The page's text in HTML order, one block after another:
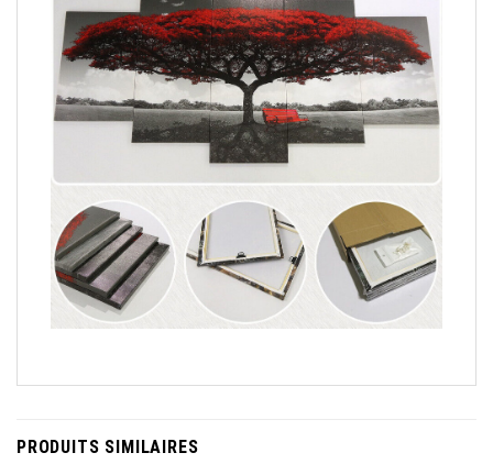
PRODUITS SIMILAIRES